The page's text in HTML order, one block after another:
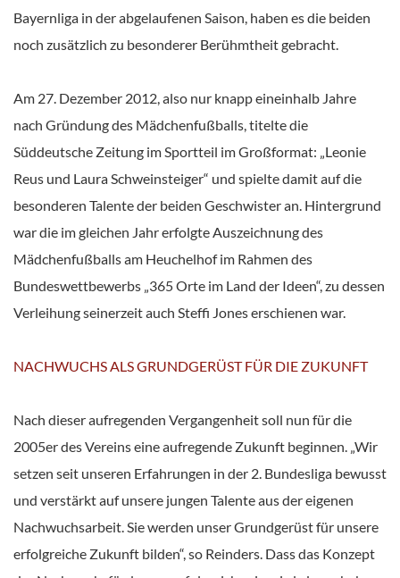
Bayernliga in der abgelaufenen Saison, haben es die beiden
noch zusätzlich zu besonderer Berühmtheit gebracht.
Am 27. Dezember 2012, also nur knapp eineinhalb Jahre
nach Gründung des Mädchenfußballs, titelte die
Süddeutsche Zeitung im Sportteil im Großformat: „Leonie
Reus und Laura Schweinsteiger“ und spielte damit auf die
besonderen Talente der beiden Geschwister an. Hintergrund
war die im gleichen Jahr erfolgte Auszeichnung des
Mädchenfußballs am Heuchelhof im Rahmen des
Bundeswettbewerbs „365 Orte im Land der Ideen“, zu dessen
Verleihung seinerzeit auch Steffi Jones erschienen war.
NACHWUCHS ALS GRUNDGERÜST FÜR DIE ZUKUNFT
Nach dieser aufregenden Vergangenheit soll nun für die
2005er des Vereins eine aufregende Zukunft beginnen. „Wir
setzen seit unseren Erfahrungen in der 2. Bundesliga bewusst
und verstärkt auf unsere jungen Talente aus der eigenen
Nachwuchsarbeit. Sie werden unser Grundgerüst für unsere
erfolgreiche Zukunft bilden“, so Reinders. Dass das Konzept